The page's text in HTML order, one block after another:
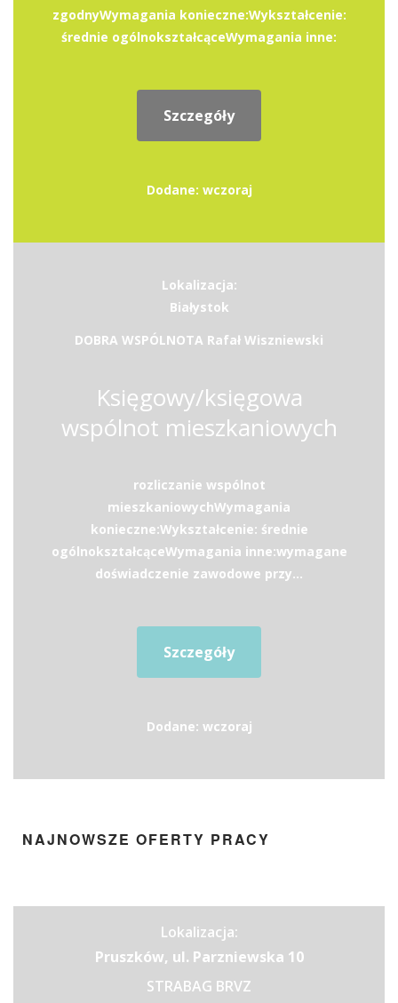
zgodnyWymagania konieczne:Wykształcenie:
średnie ogólnokształcąceWymagania inne:
Szczegóły
Dodane: wczoraj
Lokalizacja:
Białystok
DOBRA WSPÓLNOTA Rafał Wiszniewski
Księgowy/księgowa
wspólnot mieszkaniowych
rozliczanie wspólnot
mieszkaniowychWymagania
konieczne:Wykształcenie: średnie
ogólnokształcąceWymagania inne:wymagane
doświadczenie zawodowe przy...
Szczegóły
Dodane: wczoraj
NAJNOWSZE OFERTY PRACY
Lokalizacja:
Pruszków, ul. Parzniewska 10
STRABAG BRVZ